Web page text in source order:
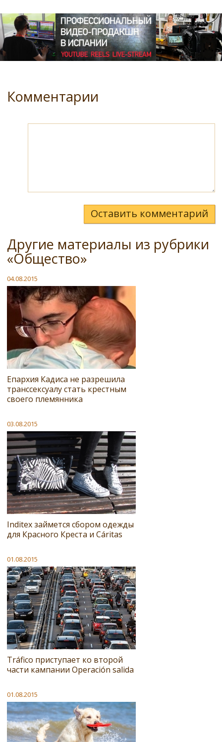
Комментарии
Оставить комментарий
Другие материалы из рубрики
«Общество»
04.08.2015
Епархия Кадиса не разрешила
транссексуалу стать крестным
своего племянника
03.08.2015
Inditex займется сбором одежды
для Красного Креста и Cáritas
01.08.2015
Tráfico приступает ко второй
части кампании Operación salida
01.08.2015